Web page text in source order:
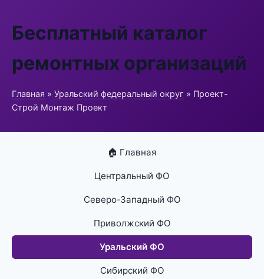
Бесплатный каталог
ремонтных организаций
Главная » Уральский федеральный округ » Проект-
Строй Монтаж Проект
🏠 Главная
Центральный ФО
Северо-Западный ФО
Приволжский ФО
Уральский ФО
Сибирский ФО